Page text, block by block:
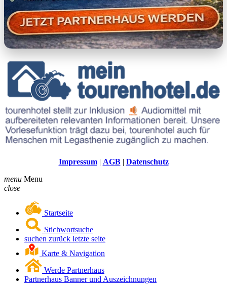
Impressum| AGB| Datenschutz
menu Menu
close
Startseite
Stichwortsuche
suchen zurück letzte seite
Karte & Navigation
Werde Partnerhaus
Partnerhaus Banner und Auszeichnungen